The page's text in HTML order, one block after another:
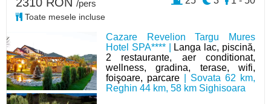
Cazare Revelion Targu Mures
Hotel SPA**** |
Langa lac, piscină,
2 restaurante, aer conditionat,
wellness, gradina, terase, wifi,
foişoare, parcare | Sovata 62 km,
Reghin 44 km, 58 km Sighisoara
/pers
Toate mesele incluse